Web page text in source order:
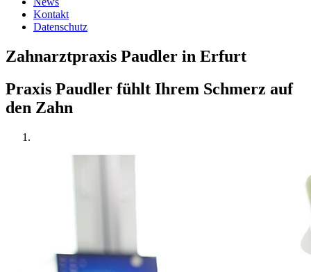
Kontakt
Datenschutz
Zahnarztpraxis Paudler in Erfurt
Praxis Paudler fühlt Ihrem Schmerz auf
den Zahn